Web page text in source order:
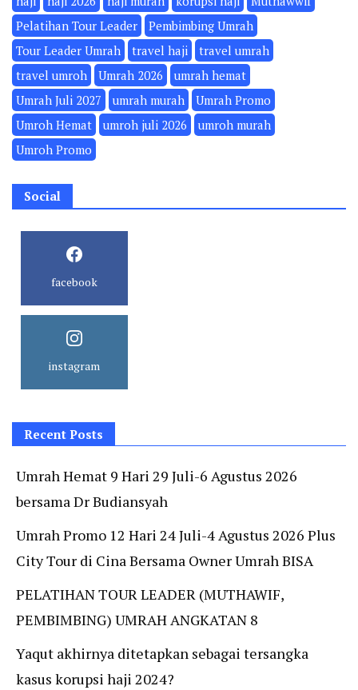
Pelatihan Tour Leader
Pembimbing Umrah
Tour Leader Umrah
travel haji
travel umrah
travel umroh
Umrah 2026
umrah hemat
Umrah Juli 2027
umrah murah
Umrah Promo
Umroh Hemat
umroh juli 2026
umroh murah
Umroh Promo
Social
facebook
instagram
Recent Posts
Umrah Hemat 9 Hari 29 Juli-6 Agustus 2026
bersama Dr Budiansyah
Umrah Promo 12 Hari 24 Juli-4 Agustus 2026 Plus
City Tour di Cina Bersama Owner Umrah BISA
PELATIHAN TOUR LEADER (MUTHAWIF,
PEMBIMBING) UMRAH ANGKATAN 8
Yaqut akhirnya ditetapkan sebagai tersangka
kasus korupsi haji 2024?